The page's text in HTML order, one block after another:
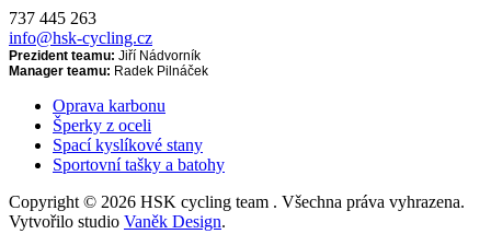
737 445 263
info@hsk-cycling.cz
Prezident teamu: Jiří Nádvorník
Manager teamu: Radek Pilnáček
Oprava karbonu
Šperky z oceli
Spací kyslíkové stany
Sportovní tašky a batohy
Copyright © 2026 HSK cycling team . Všechna práva vyhrazena.
Vytvořilo studio Vaněk Design.